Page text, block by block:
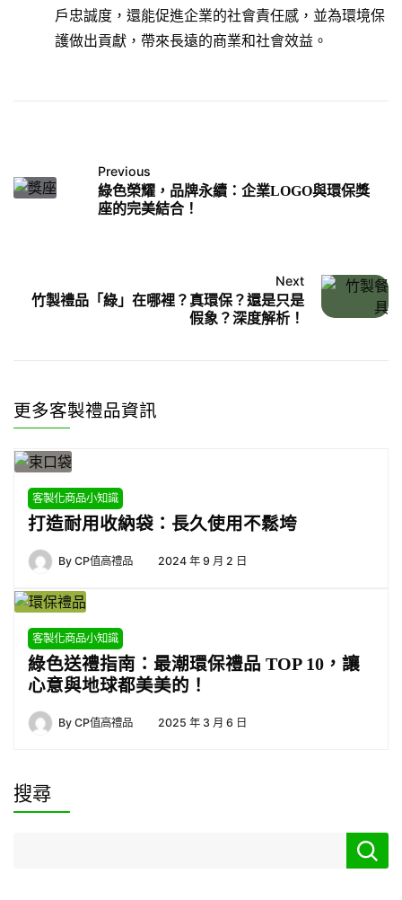
戶忠誠度，還能促進企業的社會責任感，並為環境保
護做出貢獻，帶來長遠的商業和社會效益。
Previous
綠色榮耀，品牌永續：企業LOGO與環保獎
座的完美結合！
Next
竹製禮品「綠」在哪裡？真環保？還是只是
假象？深度解析！
更多客製禮品資訊
客製化商品小知識
打造耐用收納袋：長久使用不鬆垮
By CP值高禮品 2024 年 9 月 2 日
客製化商品小知識
綠色送禮指南：最潮環保禮品 TOP 10，讓
心意與地球都美美的！
By CP值高禮品 2025 年 3 月 6 日
搜尋